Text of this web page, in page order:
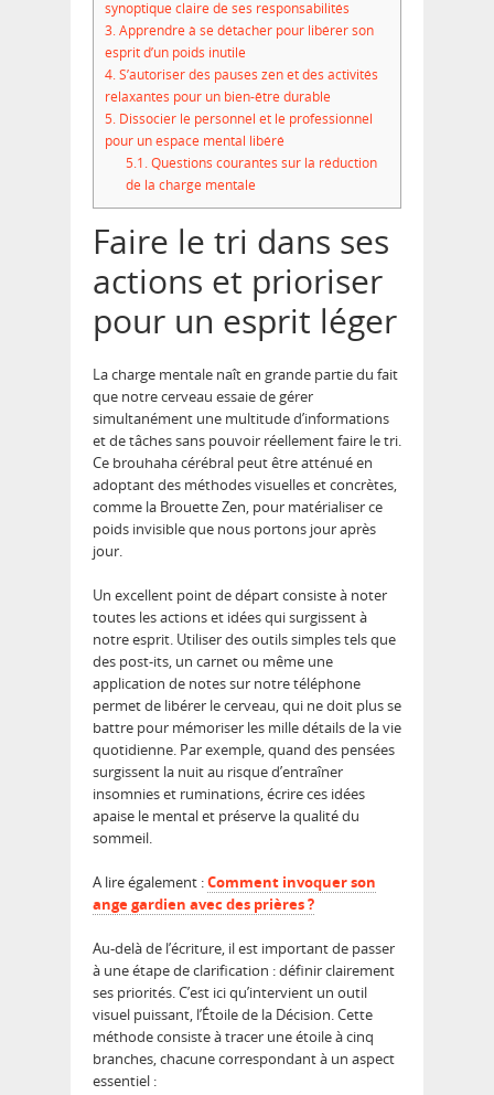
synoptique claire de ses responsabilités
3.Apprendre à se détacher pour libérer son
esprit d’un poids inutile
4.S’autoriser des pauses zen et des activités
relaxantes pour un bien-être durable
5. Dissocier le personnel et le professionnel
pour un espace mental libéré
5.1.Questions courantes sur la réduction
de la charge mentale
Faire le tri dans ses
actions et prioriser
pour un esprit léger
La charge mentale naît en grande partie du fait
que notre cerveau essaie de gérer
simultanément une multitude d’informations
et de tâches sans pouvoir réellement faire le tri.
Ce brouhaha cérébral peut être atténué en
adoptant des méthodes visuelles et concrètes,
comme la Brouette Zen, pour matérialiser ce
poids invisible que nous portons jour après
jour.
Un excellent point de départ consiste à noter
toutes les actions et idées qui surgissent à
notre esprit. Utiliser des outils simples tels que
des post-its, un carnet ou même une
application de notes sur notre téléphone
permet de libérer le cerveau, qui ne doit plus se
battre pour mémoriser les mille détails de la vie
quotidienne. Par exemple, quand des pensées
surgissent la nuit au risque d’entraîner
insomnies et ruminations, écrire ces idées
apaise le mental et préserve la qualité du
sommeil.
A lire également :Comment invoquer son
ange gardien avec des prières ?
Au-delà de l’écriture, il est important de passer
à une étape de clarification : définir clairement
ses priorités. C’est ici qu’intervient un outil
visuel puissant, l’Étoile de la Décision. Cette
méthode consiste à tracer une étoile à cinq
branches, chacune correspondant à un aspect
essentiel :